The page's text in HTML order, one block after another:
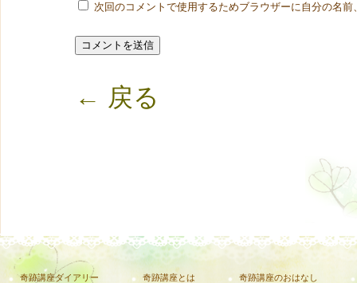
次回のコメントで使用するためブラウザーに自分の名
← 戻る
奇跡講座ダイアリー 奇跡講座とは 奇跡講座のおはなし